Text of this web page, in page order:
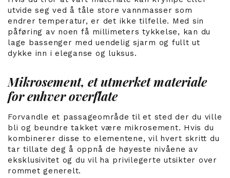
utvide seg ved å tåle store vannmasser som
endrer temperatur, er det ikke tilfelle. Med sin
påføring av noen få millimeters tykkelse, kan du
lage bassenger med uendelig sjarm og fullt ut
dykke inn i eleganse og luksus.
Mikrosement, et utmerket materiale
for enhver overflate
Forvandle et passageområde til et sted der du ville
bli og beundre takket være mikrosement. Hvis du
kombinerer disse to elementene, vil hvert skritt du
tar tillate deg å oppnå de høyeste nivåene av
eksklusivitet og du vil ha privilegerte utsikter over
rommet generelt.